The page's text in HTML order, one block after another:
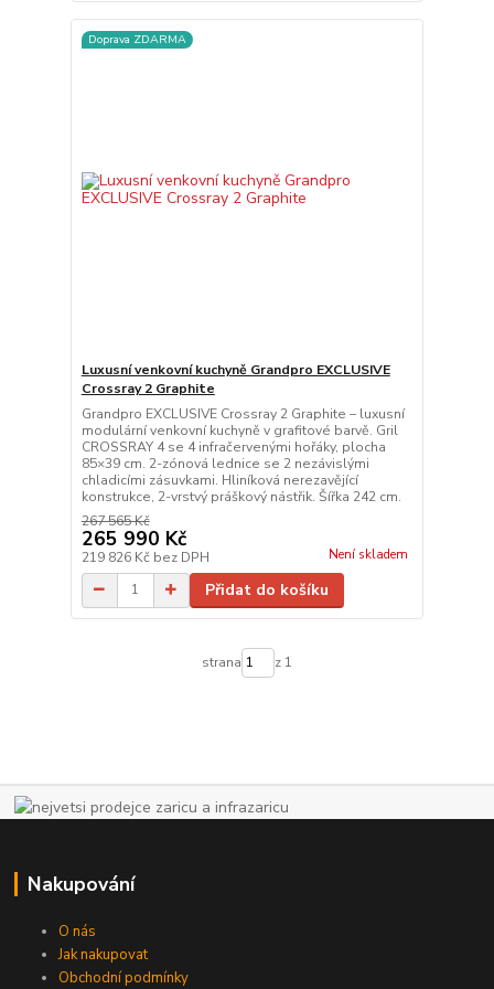
Doprava ZDARMA
Luxusní venkovní kuchyně Grandpro EXCLUSIVE
Crossray 2 Graphite
Grandpro EXCLUSIVE Crossray 2 Graphite – luxusní
modulární venkovní kuchyně v grafitové barvě. Gril
CROSSRAY 4 se 4 infračervenými hořáky, plocha
85×39 cm. 2-zónová lednice se 2 nezávislými
chladicími zásuvkami. Hliníková nerezavějící
konstrukce, 2-vrstvý práškový nástřik. Šířka 242 cm.
267 565 Kč
265 990 Kč
219 826 Kč bez DPH Není skladem
Přidat do košíku
strana z 1
Nakupování
O nás
Jak nakupovat
Obchodní podmínky